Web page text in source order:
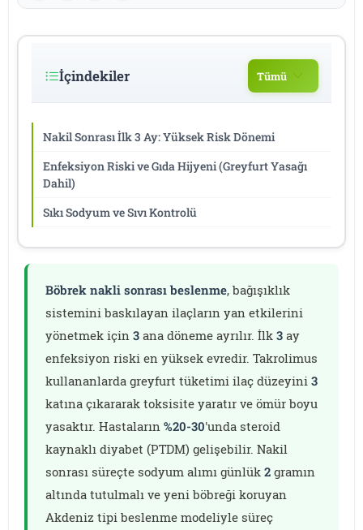
İçindekiler Tümü
Nakil Sonrası İlk 3 Ay: Yüksek Risk Dönemi
Enfeksiyon Riski ve Gıda Hijyeni (Greyfurt Yasağı
Dahil)
Sıkı Sodyum ve Sıvı Kontrolü
Böbrek nakli sonrası beslenme, bağışıklık
sistemini baskılayan ilaçların yan etkilerini
yönetmek için3 ana döneme ayrılır. İlk3 ay
enfeksiyon riski en yüksek evredir. Takrolimus
kullananlarda greyfurt tüketimi ilaç düzeyini3
katına çıkararak toksisite yaratır ve ömür boyu
yasaktır. Hastaların%20-30'unda steroid
kaynaklı diyabet (PTDM) gelişebilir. Nakil
sonrası süreçte sodyum alımı günlük2 gramın
altında tutulmalı ve yeni böbreği koruyan
Akdeniz tipi beslenme modeliyle süreç